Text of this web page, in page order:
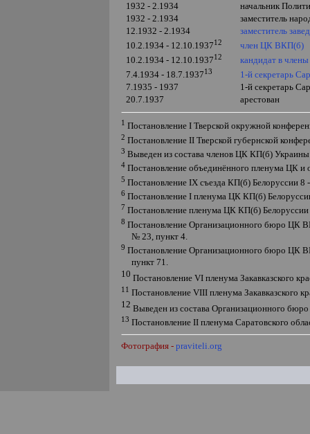
1932 - 2.1934
начальник
1932 - 2.1934
заместитель
12.1932 - 2.1934
заместитель
10.2.1934 - 12.10.193712
член ЦК ВКП(б)
10.2.1934 - 12.10.193712
кандидат в
7.4.1934 - 18.7.193713
1-й секретарь
7.1935 - 1937
1-й секретарь
20.7.1937
арестован
1 ПостановлениеI Тверской окружной
2 ПостановлениеII Тверской губернской
3 Выведен из состава членов ЦК КП(б)
4 Постановление объединённого пленума ЦК
5 ПостановлениеIX съезда КП(б) Белоруссии 8
6 ПостановлениеI пленума ЦК КП(б)
7 Постановление пленума ЦК КП(б)
8 Постановление Организационного бюро ЦК
№ 23, пункт 4.
9 Постановление Организационного бюро ЦК
пункт 71.
10 ПостановлениеVIпленума Закавказского
11 ПостановлениеVIIIпленума Закавказского
12 Выведен из состава Организационного
13 ПостановлениеII пленума Саратовского
Фотография -praviteli.org